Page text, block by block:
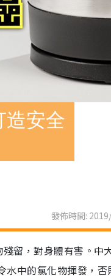
造安全
發佈時間:
留，對身體有害。中
水中的氯化物揮發，否